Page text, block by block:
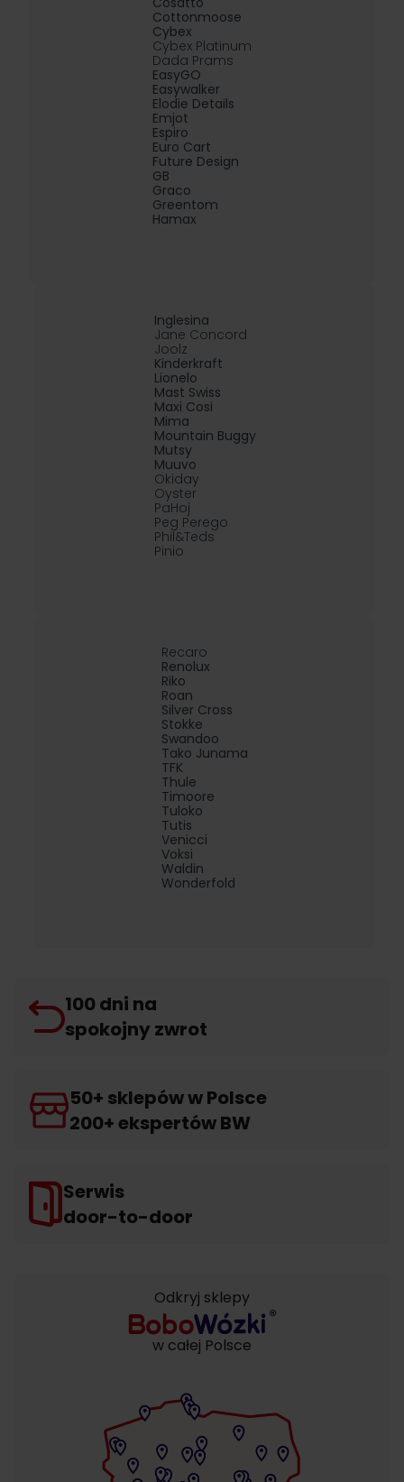
Cottonmoose
Cybex
Cybex Platinum
Dada Prams
EasyGO
Easywalker
Elodie Details
Emjot
Espiro
Euro Cart
Future Design
GB
Graco
Greentom
Hamax
Inglesina
Jane Concord
Joolz
Kinderkraft
Lionelo
Mast Swiss
Maxi Cosi
Mima
Mountain Buggy
Mutsy
Muuvo
Okiday
Oyster
PaHoj
Peg Perego
Phil&Teds
Pinio
Recaro
Renolux
Riko
Roan
Silver Cross
Stokke
Swandoo
Tako Junama
TFK
Thule
Timoore
Tuloko
Tutis
Venicci
Voksi
Waldin
Wonderfold
100 dni na
spokojny zwrot
50+ sklepów w Polsce
200+ ekspertów BW
Serwis
door-to-door
Odkryj sklepy
w całej Polsce